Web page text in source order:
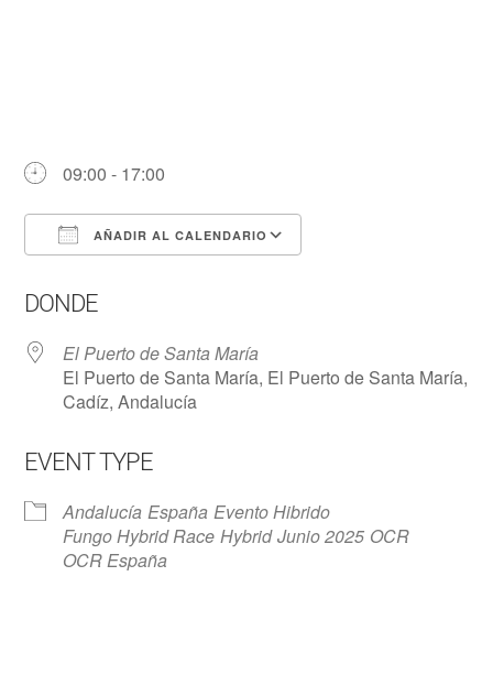
09:00 - 17:00
AÑADIR AL CALENDARIO
DONDE
El Puerto de Santa María
El Puerto de Santa María, El Puerto de Santa María,
Cadíz, Andalucía
EVENT TYPE
Andalucía España Evento Hibrido
Fungo Hybrid Race Hybrid Junio 2025 OCR
OCR España